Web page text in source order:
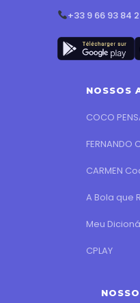
+33 9 66 93 84
NOSSOS
COCO
CARMEN
A Bola que
Meu
CPLAY